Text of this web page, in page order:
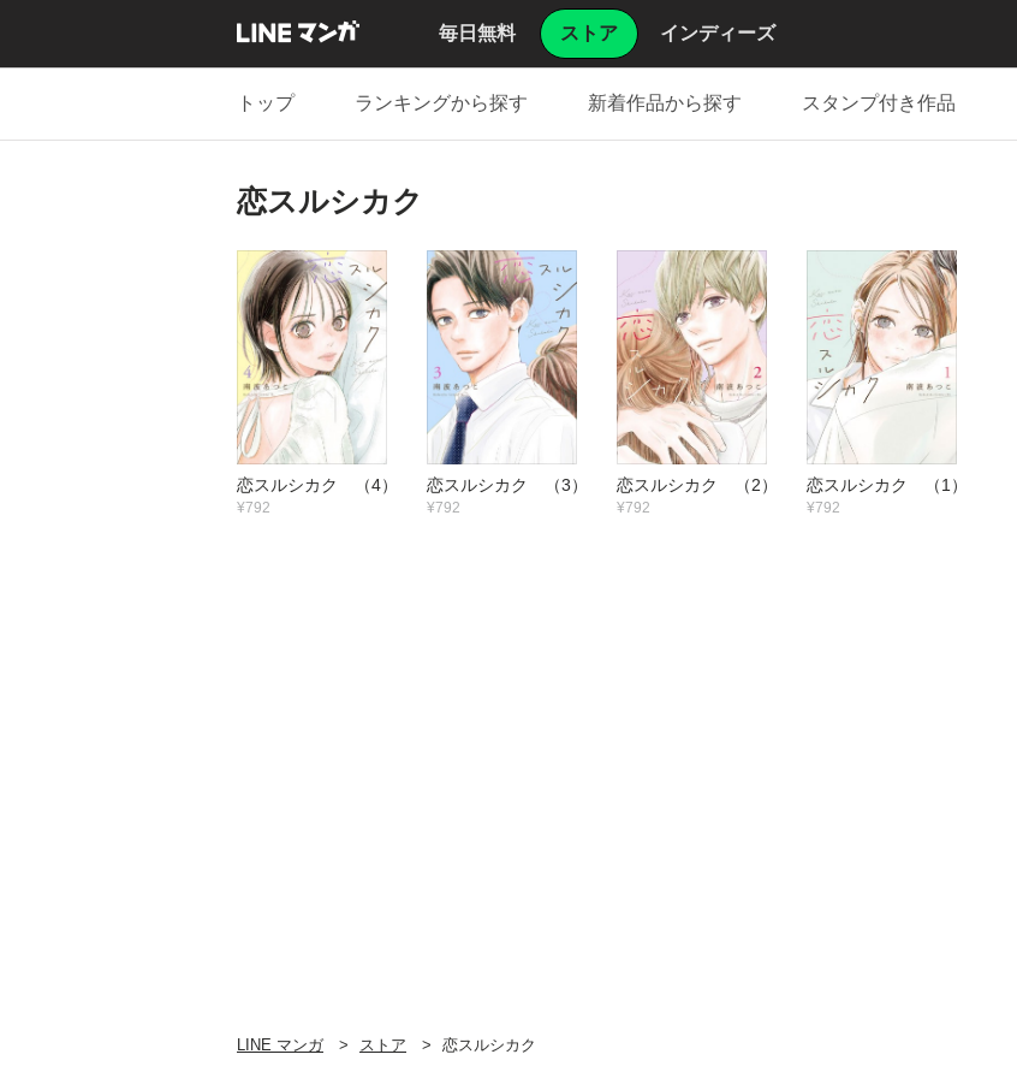
毎日無料 ストア インディーズ
トップ ランキングから探す 新着作品から探す スタンプ付き作品
恋スルシカク
恋スルシカク （4）
¥792
恋スルシカク （3）
¥792
恋スルシカク （2）
¥792
恋スルシカク （1）
¥792
LINE マンガ ストア 恋スルシカク